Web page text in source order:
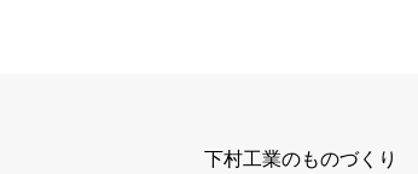
下村工業のものづくり